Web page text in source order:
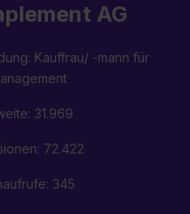
AG
Kauffrau/ -mann für
31.969
72.422
345